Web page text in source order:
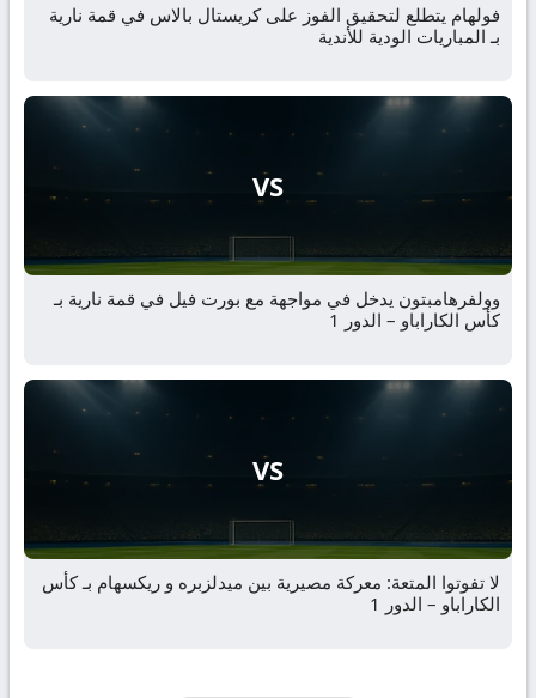
فولهام يتطلع لتحقيق الفوز على كريستال بالاس في قمة نارية
بـ المباريات الودية للأندية
VS
وولفرهامبتون يدخل في مواجهة مع بورت فيل في قمة نارية بـ
كأس الكاراباو – الدور 1
VS
لا تفوتوا المتعة: معركة مصيرية بين ميدلزبره و ريكسهام بـ كأس
الكاراباو – الدور 1